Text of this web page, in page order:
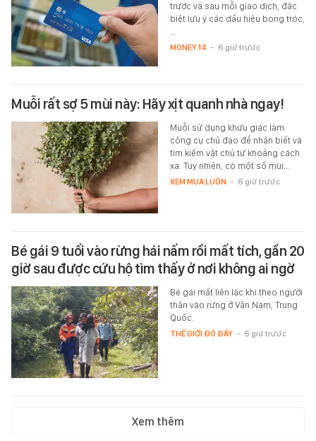
trước và sau mỗi giao dịch, đặc
biệt lưu ý các dấu hiệu bong tróc,
…
MONEY.14 - 6 giờ trước
Muỗi rất sợ 5 mùi này: Hãy xịt quanh nhà ngay!
Muỗi sử dụng khứu giác làm
công cụ chủ đạo để nhận biết và
tìm kiếm vật chủ từ khoảng cách
xa. Tuy nhiên, có một số mùi…
XEM MUA LUÔN - 6 giờ trước
Bé gái 9 tuổi vào rừng hái nấm rồi mất tích, gần 20
giờ sau được cứu hộ tìm thấy ở nơi không ai ngờ
Bé gái mất liên lạc khi theo người
thân vào rừng ở Vân Nam, Trung
Quốc.
THẾ GIỚI ĐÓ ĐÂY - 6 giờ trước
Xem thêm